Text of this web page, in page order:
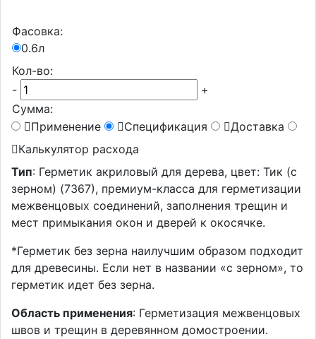
Фасовка:
0.6л
Кол-во:
-
+
Сумма:
Применение
Спецификация
Доставка
Калькулятор расхода
Тип: Герметик акриловый для дерева, цвет: Тик (с
зерном) (7367), премиум-класса для герметизации
межвенцовых соединений, заполнения трещин и
мест примыкания окон и дверей к окосячке.
*Герметик без зерна наилучшим образом подходит
для древесины. Если нет в названии «с зерном», то
герметик идет без зерна.
Область применения: Герметизация межвенцовых
швов и трещин в деревянном домостроении.